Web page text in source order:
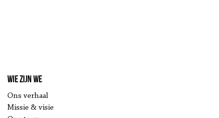
Wie zijn we
Ons verhaal
Missie & visie